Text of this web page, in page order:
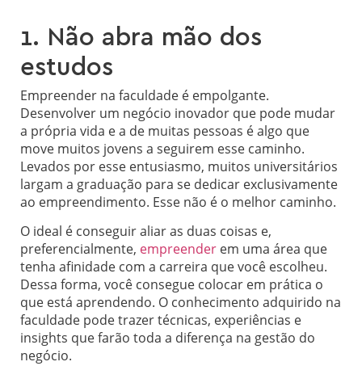
1. Não abra mão dos
estudos
Empreender na faculdade é empolgante.
Desenvolver um negócio inovador que pode mudar
a própria vida e a de muitas pessoas é algo que
move muitos jovens a seguirem esse caminho.
Levados por esse entusiasmo, muitos universitários
largam a graduação para se dedicar exclusivamente
ao empreendimento. Esse não é o melhor caminho.
O ideal é conseguir aliar as duas coisas e,
preferencialmente, empreender em uma área que
tenha afinidade com a carreira que você escolheu.
Dessa forma, você consegue colocar em prática o
que está aprendendo. O conhecimento adquirido na
faculdade pode trazer técnicas, experiências e
insights que farão toda a diferença na gestão do
negócio.